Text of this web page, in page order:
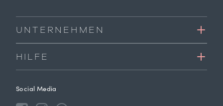
UNTERNEHMEN
HILFE
Social Media